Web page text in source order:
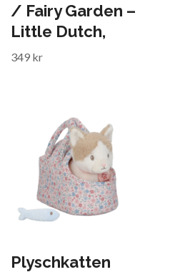
/ Fairy Garden –
Little Dutch,
349 kr
Plyschkatten